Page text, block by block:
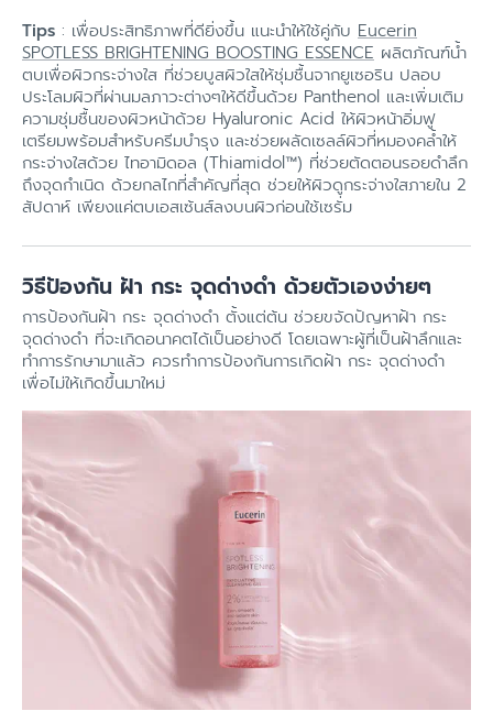
Tips : เพื่อประสิทธิภาพที่ดียิ่งขึ้น แนะนำให้ใช้คู่กับ Eucerin
SPOTLESS BRIGHTENING BOOSTING ESSENCE ผลิตภัณฑ์น้ำ
ตบเพื่อผิวกระจ่างใส ที่ช่วยบูสผิวใสให้ชุ่มชื้นจากยูเซอริน ปลอบ
ประโลมผิวที่ผ่านมลภาวะต่างๆให้ดีขึ้นด้วย Panthenol และเพิ่มเติม
ความชุ่มชื้นของผิวหน้าด้วย Hyaluronic Acid ให้ผิวหน้าอิ่มฟู
เตรียมพร้อมสำหรับครีมบำรุง และช่วยผลัดเซลล์ผิวที่หมองคล้ำให้
กระจ่างใสด้วย ไทอามิดอล (Thiamidol™) ที่ช่วยตัดตอนรอยดำลึก
ถึงจุดกำเนิด ด้วยกลไกที่สำคัญที่สุด ช่วยให้ผิวดูกระจ่างใสภายใน 2
สัปดาห์ เพียงแค่ตบเอสเซ้นส์ลงบนผิวก่อนใช้เซรั่ม
วิธีป้องกัน ฝ้า กระ จุดด่างดำ ด้วยตัวเองง่ายๆ
การป้องกันฝ้า กระ จุดด่างดำ ตั้งแต่ต้น ช่วยขจัดปัญหาฝ้า กระ
จุดด่างดำ ที่จะเกิดอนาคตได้เป็นอย่างดี โดยเฉพาะผู้ที่เป็นฝ้าลึกและ
ทำการรักษามาแล้ว ควรทำการป้องกันการเกิดฝ้า กระ จุดด่างดำ
เพื่อไม่ให้เกิดขึ้นมาใหม่